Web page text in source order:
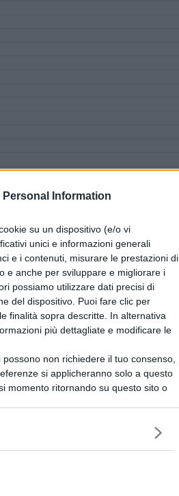
Personal Information
su un dispositivo (e/o vi
unici e informazioni generali
e i contenuti, misurare le prestazioni di
e anche per sviluppare e migliorare i
possiamo utilizzare dati precisi di
del dispositivo. Puoi fare clic per
finalità sopra descritte. In alternativa
più dettagliate e modificare le
non richiedere il tuo consenso,
si applicheranno solo a questo
momento ritornando su questo sito o